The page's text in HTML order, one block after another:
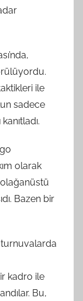
ile
sadece
olarak
Bazen bir
kadro ile
Bu,